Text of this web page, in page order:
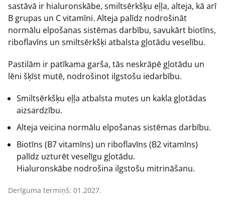
sastāvā ir hialuronskābe, smiltsērkšķu eļļa, alteja, kā arī
B grupas un C vitamīni. Alteja palīdz nodrošināt
normālu elpošanas sistēmas darbību, savukārt biotīns,
riboflavīns un smiltsērkšķi atbalsta gļotādu veselību.
Pastilām ir patīkama garša, tās neskrāpē gļotādu un
lēni šķīst mutē, nodrošinot ilgstošu iedarbību.
Smiltsērkšķu eļļa atbalsta mutes un kakla gļotādas
aizsardzību.
Alteja veicina normālu elpošanas sistēmas darbību.
Biotīns (B7 vitamīns) un riboflavīns (B2 vitamīns)
palīdz uzturēt veselīgu gļotādu.
Hialuronskābe nodrošina ilgstošu mitrināšanu.
Derīguma termiņš: 01.2027.